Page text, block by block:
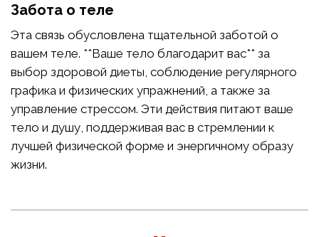
Забота о теле
Эта связь обусловлена тщательной заботой о
вашем теле. **Ваше тело благодарит вас** за
выбор здоровой диеты, соблюдение регулярного
графика и физических упражнений, а также за
управление стрессом. Эти действия питают ваше
тело и душу, поддерживая вас в стремлении к
лучшей физической форме и энергичному образу
жизни.